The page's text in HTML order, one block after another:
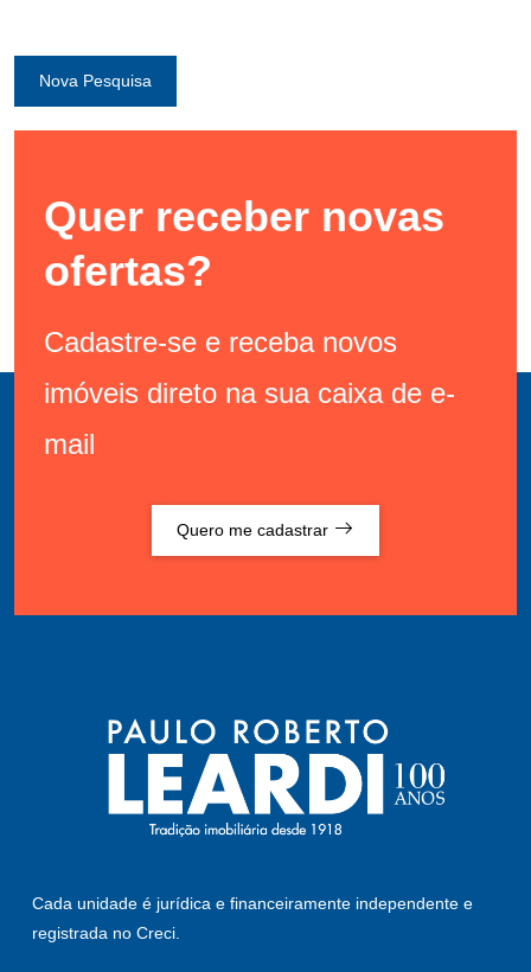
Nova Pesquisa
Quer receber novas
ofertas?
Cadastre-se e receba novos
imóveis direto na sua caixa de e-
mail
Quero me cadastrar
Cada unidade é jurídica e financeiramente independente e
registrada no Creci.